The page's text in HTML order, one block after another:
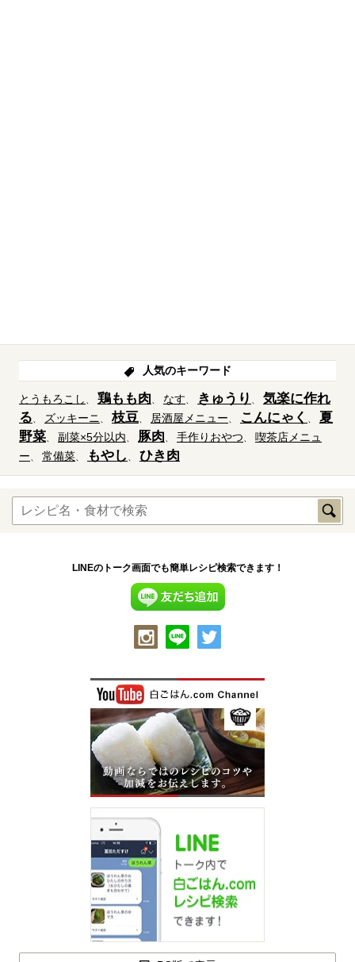
人気のキーワード
とうもろこし 鶏もも肉 なす きゅうり
気楽に作れ
る
ズッキーニ 枝豆 居酒屋メニュー こんにゃく
夏
野菜
副菜×5分以内 豚肉 手作りおやつ
喫茶店メニュ
ー
常備菜 もやし ひき肉
LINEのトーク画面でも簡単レシピ検索できます！